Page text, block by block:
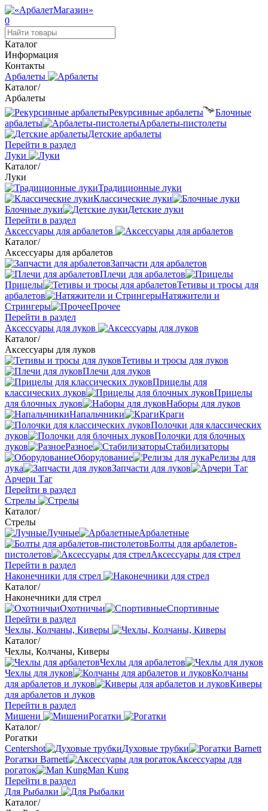
0
Каталог
Информация
Контакты
Арбалеты
Каталог/
Арбалеты
Рекурсивные арбалеты
Блочные
арбалеты
Арбалеты-пистолеты
Детские арбалеты
Перейти в раздел
Луки
Каталог/
Луки
Традиционные луки
Классические луки
Блочные луки
Детские луки
Перейти в раздел
Аксессуары для арбалетов
Каталог/
Аксессуары для арбалетов
Запчасти для арбалетов
Плечи для арбалетов
Прицелы
Тетивы и тросы для
арбалетов
Натяжители и
Стрингеры
Прочее
Перейти в раздел
Аксессуары для луков
Каталог/
Аксессуары для луков
Тетивы и тросы для луков
Плечи для луков
Прицелы для
классических луков
Прицелы
для блочных луков
Наборы для луков
Напальчники
Краги
Полочки для классических
луков
Полочки для блочных
луков
Разное
Стабилизаторы
Оборудование
Релизы для
лука
Запчасти для луков
Арчери Таг
Перейти в раздел
Стрелы
Каталог/
Стрелы
Лучные
Арбалетные
Болты для арбалетов-
пистолетов
Аксессуары для стрел
Перейти в раздел
Наконечники для стрел
Каталог/
Наконечники для стрел
Охотничьи
Спортивные
Перейти в раздел
Чехлы, Колчаны, Киверы
Каталог/
Чехлы, Колчаны, Киверы
Чехлы для арбалетов
Чехлы для луков
Колчаны
для арбалетов и луков
Киверы
для арбалетов и луков
Перейти в раздел
Мишени
Рогатки
Каталог/
Рогатки
Centershot
Духовые трубки
Рогатки Barnett
Аксессуары для
рогаток
Man Kung
Перейти в раздел
Для Рыбалки
Каталог/